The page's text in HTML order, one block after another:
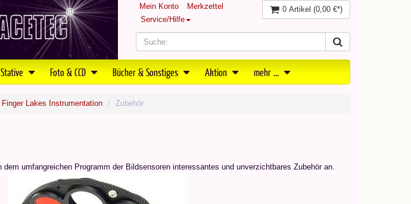
Mein Konto
Merkzettel
Service/Hilfe
0 Artikel (0,00 €*)
Foto & CCD Bücher & Sonstiges Aktion mehr ...
Finger Lakes Instrumentation Zubehör
umfangreichen Programm der Bildsensoren interessantes und unverzichtbares Zubehör an.